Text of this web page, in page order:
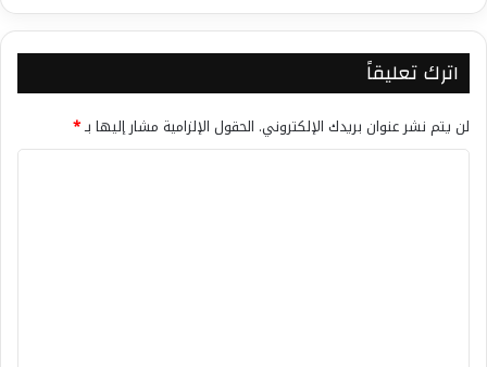
اترك تعليقاً
لن يتم نشر عنوان بريدك الإلكتروني. الحقول الإلزامية مشار إليها بـ*